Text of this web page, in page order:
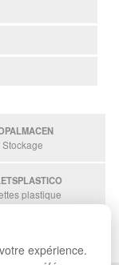
Stockage
plastique
expérience.